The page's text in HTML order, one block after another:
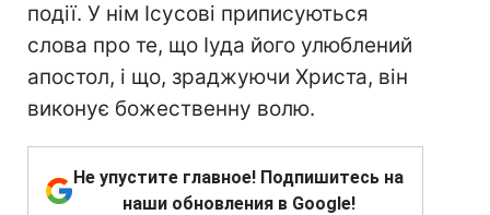
події. У нім Ісусові приписуються
слова про те, що Іуда його улюблений
апостол, і що, зраджуючи Христа, він
виконує божественну волю.
Не упустите главное! Подпишитесь на
наши обновления в Google!